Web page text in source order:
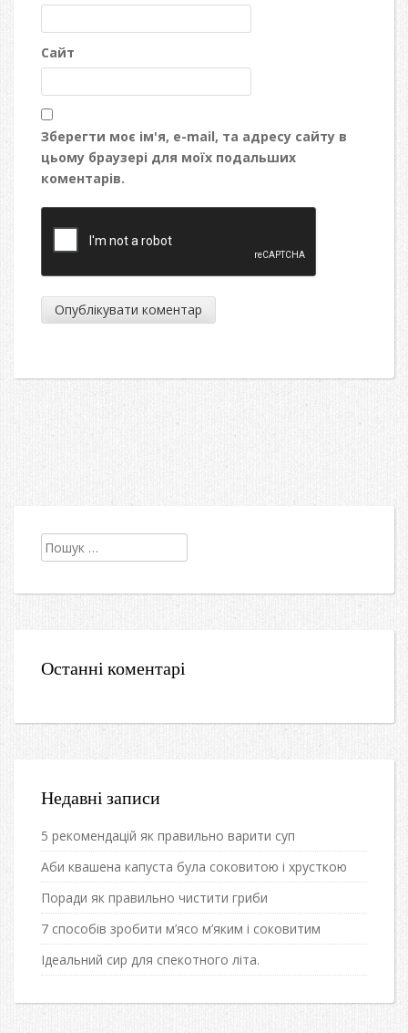
Сайт
Зберегти моє ім'я, e-mail, та адресу сайту в
цьому браузері для моїх подальших
коментарів.
Пошук:
Останні коментарі
Недавні записи
5 рекомендацій як правильно варити суп
Аби квашена капуста була соковитою і хрусткою
Поради як правильно чистити гриби
7 способів зробити м’ясо м’яким і соковитим
Ідеальний сир для спекотного літа.